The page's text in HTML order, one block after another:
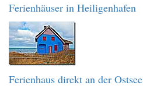
Ferienhäuser in Heiligenhafen
Ferienhaus direkt an der Ostsee